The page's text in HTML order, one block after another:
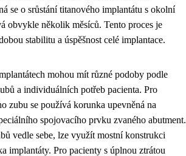
se o srůstání titanového implantátu s okolní
obvykle několik měsíců. Tento proces je
stabilitu a úspěšnost celé implantace.
mohou mít různé podoby podle
a individuálních potřeb pacienta. Pro
zubu se používá korunka upevněná na
spojovacího prvku zvaného abutment.
vedle sebe, lze využít mostní konstrukci
implantáty. Pro pacienty s úplnou ztrátou